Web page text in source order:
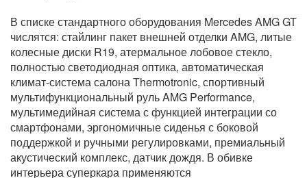
В списке стандартного оборудования Mercedes AMG GT
числятся: стайлинг пакет внешней отделки AMG, литые
колесные диски R19, атермальное лобовое стекло,
полностью светодиодная оптика, автоматическая
климат-система салона Thermotronic, спортивный
мультифункциональный руль AMG Performance,
мультимедийная система с функцией интеграции со
смартфонами, эргономичные сиденья с боковой
поддержкой и ручными регулировками, премиальный
акустический комплекс, датчик дождя. В обивке
интерьера суперкара применяются